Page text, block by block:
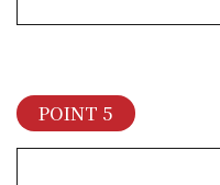
POINT 5